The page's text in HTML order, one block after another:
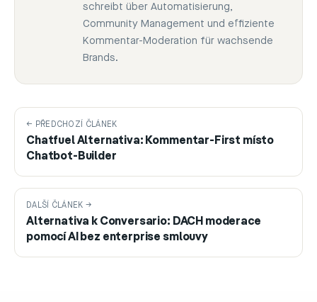
schreibt über Automatisierung,
Community Management und effiziente
Kommentar-Moderation für wachsende
Brands.
← PŘEDCHOZÍ ČLÁNEK
Chatfuel Alternativa: Kommentar-First místo
Chatbot-Builder
DALŠÍ ČLÁNEK →
Alternativa k Conversario: DACH moderace
pomocí AI bez enterprise smlouvy